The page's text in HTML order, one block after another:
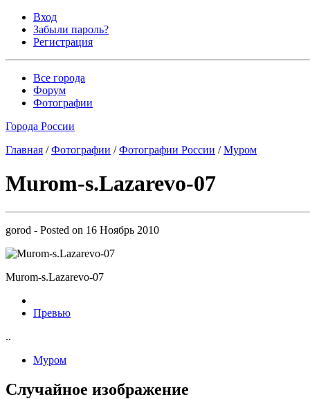
Вход
Забыли пароль?
Регистрация
Все города
Форум
Фотографии
Города России
Главная /Фотографии /Фотографии России /Муром
Murom-s.Lazarevo-07
gorod - Posted on 16 Ноябрь 2010
Murom-s.Lazarevo-07
Превью
..
Муром
Случайное изображение